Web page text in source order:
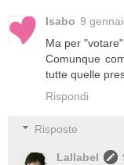
Isabo 9
Ma per
Comunque
tutte quelle
Rispondi
Risposte
Lallabel